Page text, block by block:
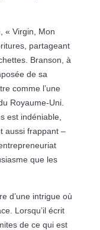
« Virgin, Mon
partageant
Branson, à
de sa
comme l’une
Royaume-Uni.
est indéniable,
aussi frappant –
que les
d’une intrigue où
Lorsqu’il écrit
de ce qui est